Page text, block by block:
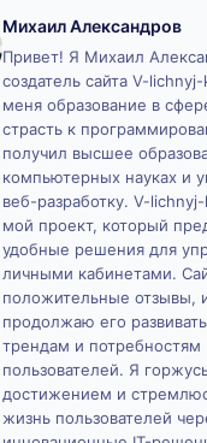
Михаил Александров
Привет! Я Михаил
создатель сайта V-
меня образование в
страсть к
получил высшее
компьютерных науках и
веб-разработку. V-
мой проект, который
удобные решения для
личными кабинетами.
положительные отзывы,
продолжаю его
трендам и потребностям
пользователей. Я
достижением и
жизнь пользователей